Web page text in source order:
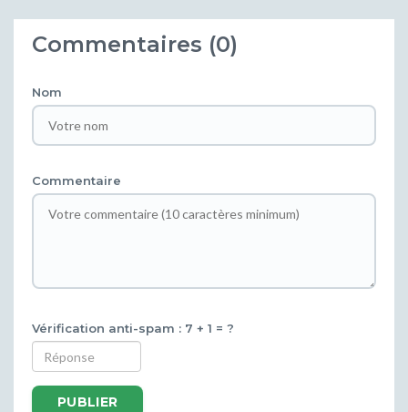
Commentaires (0)
Nom
Commentaire
Vérification anti-spam : 7 + 1 = ?
PUBLIER